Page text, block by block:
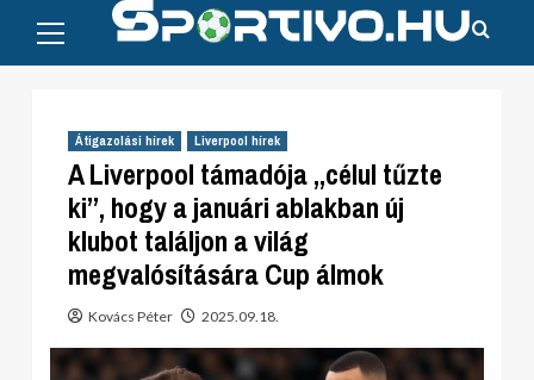
content
Menu
Átigazolási hírek Liverpool hírek
A Liverpool támadója „célul tűzte
ki”, hogy a januári ablakban új
klubot találjon a világ
megvalósítására Cup álmok
Kovács Péter 2025.09.18.